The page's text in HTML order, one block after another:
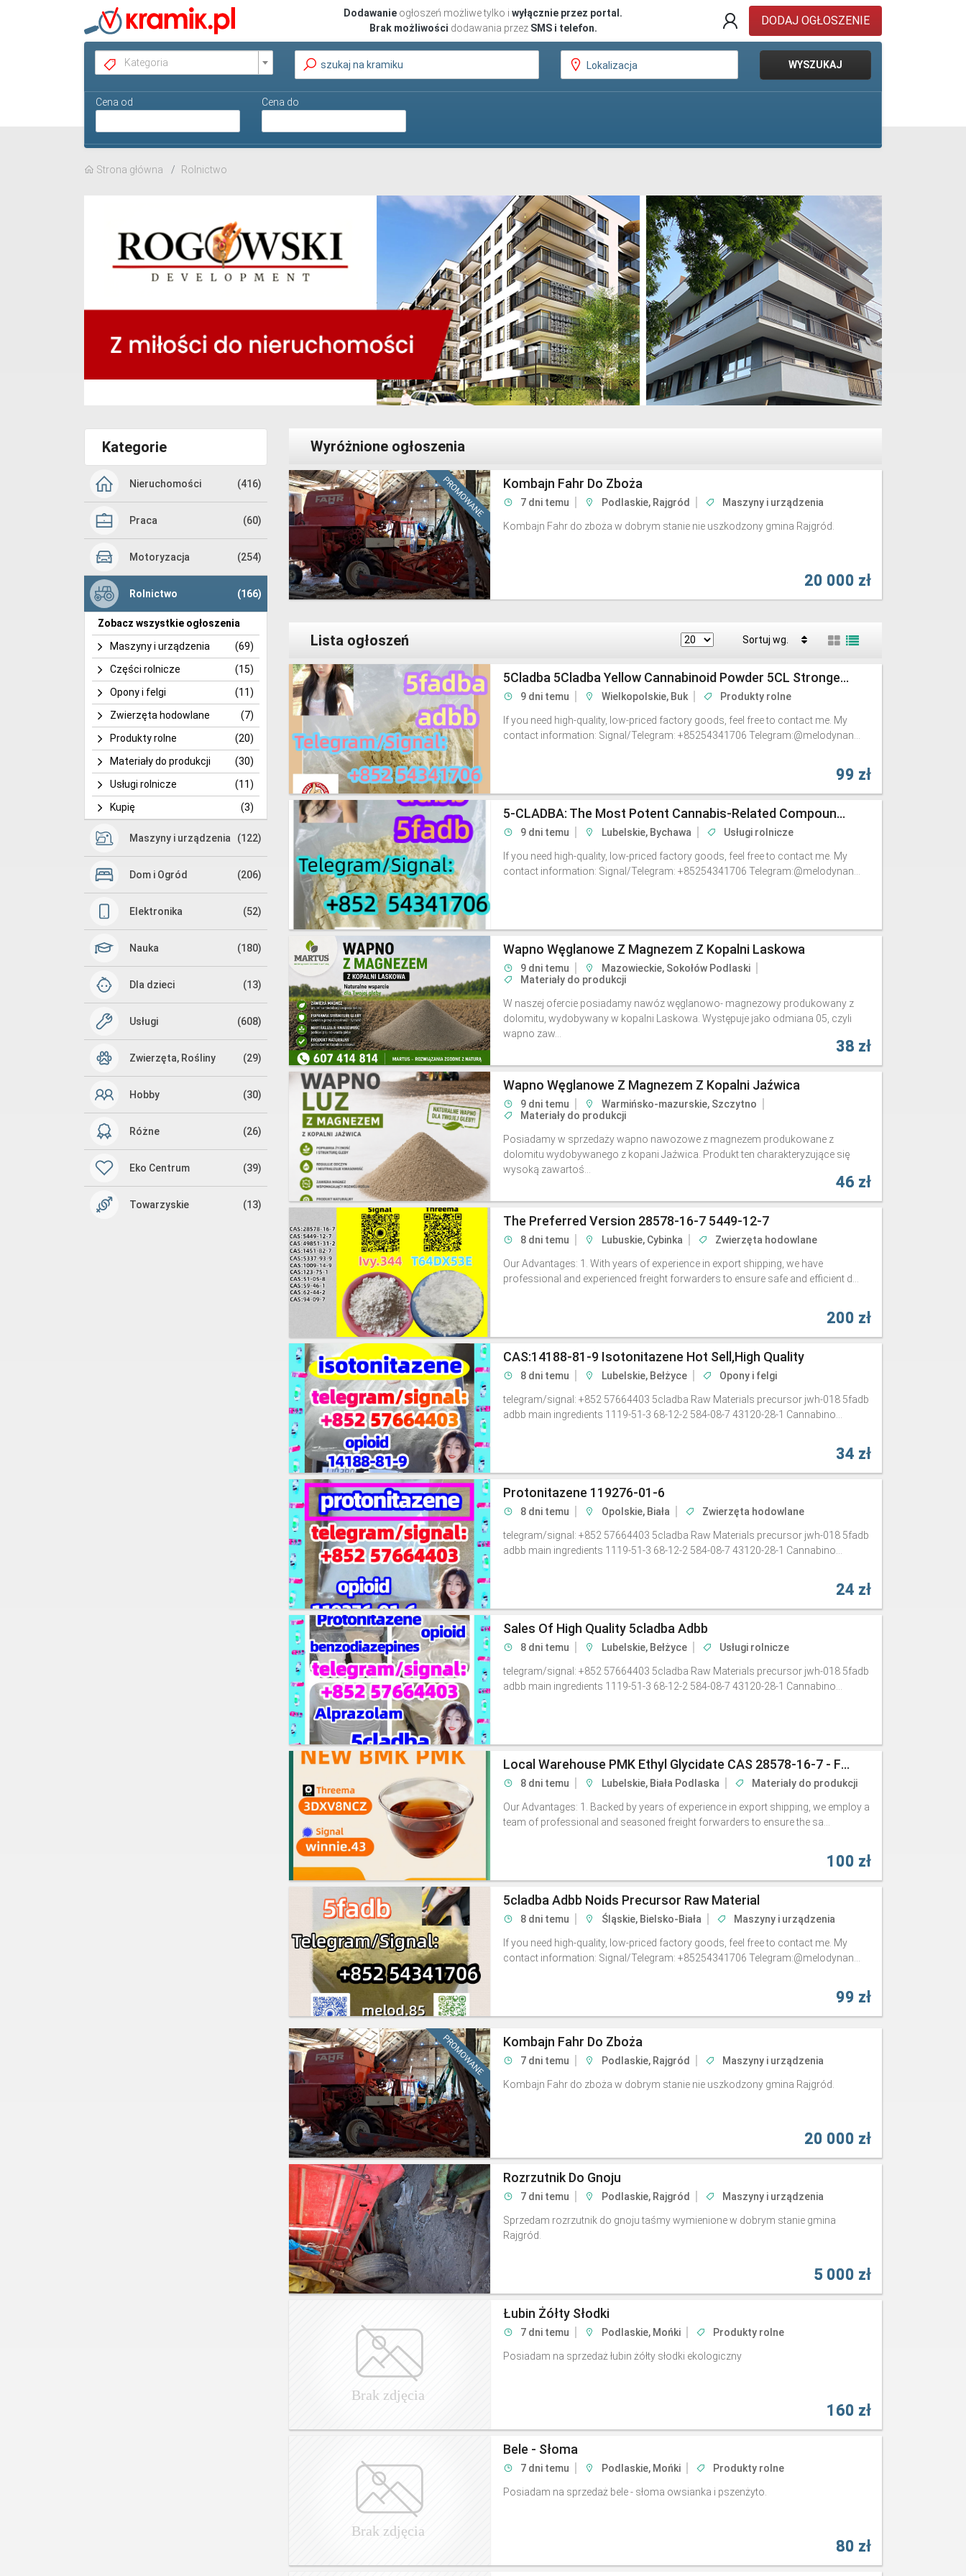
Dodawanie ogłoszeń możliwe tylko i wyłącznie przez portal.
Brak możliwości dodawania przez SMS i telefon.
DODAJ OGŁOSZENIE
Kategoria WYSZUKAJ
Cena od Cena do
Strona główna Rolnictwo
Kategorie
Nieruchomości (416)
Praca (60)
Motoryzacja (254)
Rolnictwo (166)
Zobacz wszystkie ogłoszenia
Maszyny i urządzenia
(69)
Części rolnicze
(15)
Opony i felgi
(11)
Zwierzęta hodowlane
(7)
Produkty rolne
(20)
Materiały do produkcji
(30)
Usługi rolnicze
(11)
Kupię
(3)
Maszyny i urządzenia (122)
Dom i Ogród (206)
Elektronika (52)
Nauka (180)
Dla dzieci (13)
Usługi (608)
Zwierzęta, Rośliny (29)
Hobby (30)
Różne (26)
Eko Centrum (39)
Towarzyskie (13)
Wyróżnione ogłoszenia
Kombajn Fahr Do Zboża
7 dni temu Podlaskie, Rajgród Maszyny i urządzenia
Kombajn Fahr do zboża w dobrym stanie nie uszkodzony gmina Rajgród.
20 000 zł
Lista ogłoszeń Sortuj wg.
5Cladba 5Cladba Yellow Cannabinoid Powder 5CL Strongest Cannabis
9 dni temu Wielkopolskie, Buk Produkty rolne
If you need high-quality, low-priced factory goods, feel free to contact me. My
contact information: Signal/Telegram: +85254341706 Telegram:@melodynan...
99 zł
5-CLADBA: The Most Potent Cannabis-Related Compound; 5-CL-ADBA Powder
9 dni temu Lubelskie, Bychawa Usługi rolnicze
If you need high-quality, low-priced factory goods, feel free to contact me. My
contact information: Signal/Telegram: +85254341706 Telegram:@melodynan...
Wapno Węglanowe Z Magnezem Z Kopalni Laskowa
9 dni temu
Mazowieckie, Sokołów Podlaski
Materiały do produkcji
W naszej ofercie posiadamy nawóz węglanowo- magnezowy produkowany z
dolomitu, wydobywany w kopalni Laskowa. Występuje jako odmiana 05, czyli
wapno zaw...
38 zł
Wapno Węglanowe Z Magnezem Z Kopalni Jaźwica
9 dni temu
Warmińsko-mazurskie, Szczytno
Materiały do produkcji
Posiadamy w sprzedaży wapno nawozowe z magnezem produkowane z
dolomitu wydobywanego z kopani Jaźwica. Produkt ten charakteryzujące się
wysoką zawartoś...
46 zł
The Preferred Version 28578-16-7 5449-12-7
8 dni temu Lubuskie, Cybinka Zwierzęta hodowlane
Our Advantages: 1. With years of experience in export shipping, we have
professional and experienced freight forwarders to ensure safe and efficient d...
200 zł
CAS:14188-81-9 Isotonitazene Hot Sell,High Quality
8 dni temu Lubelskie, Bełżyce Opony i felgi
telegram/signal: +852 57664403 5cladba Raw Materials precursor jwh-018 5fadb
adbb main ingredients 1119-51-3 68-12-2 584-08-7 43120-28-1 Cannabino...
34 zł
Protonitazene 119276-01-6
8 dni temu Opolskie, Biała Zwierzęta hodowlane
telegram/signal: +852 57664403 5cladba Raw Materials precursor jwh-018 5fadb
adbb main ingredients 1119-51-3 68-12-2 584-08-7 43120-28-1 Cannabino...
24 zł
Sales Of High Quality 5cladba Adbb
8 dni temu Lubelskie, Bełżyce Usługi rolnicze
telegram/signal: +852 57664403 5cladba Raw Materials precursor jwh-018 5fadb
adbb main ingredients 1119-51-3 68-12-2 584-08-7 43120-28-1 Cannabino...
Local Warehouse PMK Ethyl Glycidate CAS 28578-16-7 - Fast Pick-Up
8 dni temu Lubelskie, Biała Podlaska Materiały do produkcji
Our Advantages: 1. Backed by years of experience in export shipping, we employ a
team of professional and seasoned freight forwarders to ensure the sa...
100 zł
5cladba Adbb Noids Precursor Raw Material
8 dni temu Śląskie, Bielsko-Biała Maszyny i urządzenia
If you need high-quality, low-priced factory goods, feel free to contact me. My
contact information: Signal/Telegram: +85254341706 Telegram:@melodynan...
99 zł
Kombajn Fahr Do Zboża
7 dni temu Podlaskie, Rajgród Maszyny i urządzenia
Kombajn Fahr do zboża w dobrym stanie nie uszkodzony gmina Rajgród.
20 000 zł
Rozrzutnik Do Gnoju
7 dni temu Podlaskie, Rajgród Maszyny i urządzenia
Sprzedam rozrzutnik do gnoju taśmy wymienione w dobrym stanie gmina
Rajgród.
5 000 zł
Łubin Żółty Słodki
7 dni temu Podlaskie, Mońki Produkty rolne
Posiadam na sprzedaż łubin żółty słodki ekologiczny
160 zł
Bele - Słoma
7 dni temu Podlaskie, Mońki Produkty rolne
Posiadam na sprzedaż bele - słoma owsianka i pszenżyto.
80 zł